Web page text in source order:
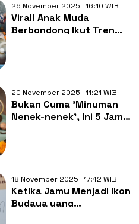
26 November 2025 | 16:10 WIB
Viral! Anak Muda
Berbondong Ikut Tren
20 November 2025 | 11:21 WIB
Bukan Cuma 'Minuman
Nenek-nenek', Ini 5 Jamu
18 November 2025 | 17:42 WIB
Ketika Jamu Menjadi Ikon
Budaya yang